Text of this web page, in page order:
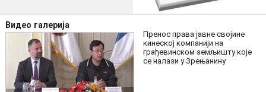
Видео галерија
Пренос права јавне својине
кинеској компанији на
грађевинском земљишту које
се налази у Зрењанину